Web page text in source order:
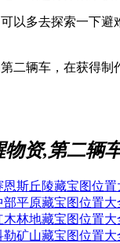
以多去探索一下
二辆车，在获得
资,第二辆
斯丘陵藏宝图位置
平原藏宝图位置大
林地藏宝图位置大
矿山藏宝图位置大